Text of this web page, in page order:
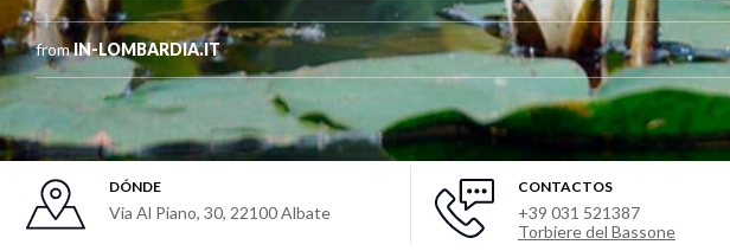
fromIN-LOMBARDIA.IT
DÓNDE
Via Al Piano, 30, 22100Albate
CONTACTOS
+39 031 521387
Torbiere del Bassone